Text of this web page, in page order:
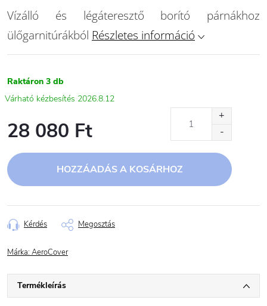
Vízálló és légáteresztő borító párnákhoz
ülőgarnitúrákból Részletes információ
Raktáron 3 db
2026.8.12
28 080 Ft
HOZZÁADÁS A KOSÁRHOZ
Kérdés Megosztás
Márka: AeroCover
Termékleírás